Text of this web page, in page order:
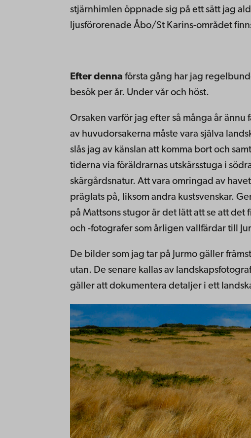
stjärnhimlen öppnade sig på ett sätt jag
ljusförorenade Åbo/St Karins-området
Efter denna första gång har jag
besök per år. Under vår och höst.
Orsaken varför jag efter så många år ännu
av huvudorsakerna måste vara själva
slås jag av känslan att komma bort och
tiderna via föräldrarnas utskärsstuga i
skärgårdsnatur. Att vara omringad av
präglats på, liksom andra kustsvenskar.
på Mattsons stugor är det lätt att se att det
och -fotografer som årligen vallfärdar till
De bilder som jag tar på Jurmo gäller
utan. De senare kallas av
gäller att dokumentera detaljer i ett